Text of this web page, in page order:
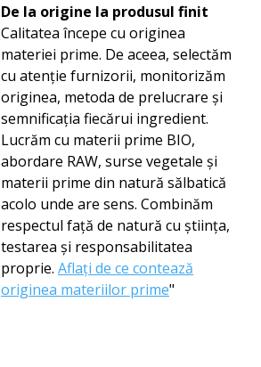
De la origine la produsul finit
Calitatea începe cu originea
materiei prime. De aceea, selectăm
cu atenție furnizorii, monitorizăm
originea, metoda de prelucrare și
semnificația fiecărui ingredient.
Lucrăm cu materii prime BIO,
abordare RAW, surse vegetale și
materii prime din natură sălbatică
acolo unde are sens. Combinăm
respectul față de natură cu știința,
testarea și responsabilitatea
proprie. Aflați de ce contează
originea materiilor prime"